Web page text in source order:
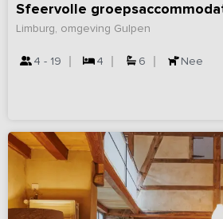
Sfeervolle
Limburg, omgeving Gulpen
4 - 19 4 6 Nee